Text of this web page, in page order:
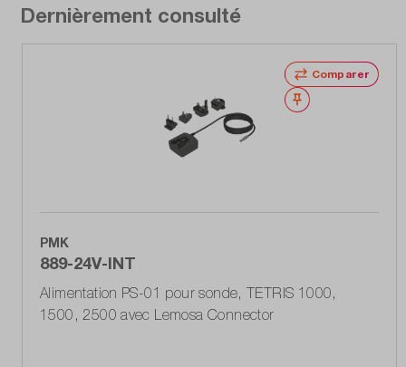
Dernièrement consulté
Comparer
Noter
PMK
889-24V-INT
Alimentation PS-01 pour sonde, TETRIS 1000,
1500, 2500 avec Lemosa Connector